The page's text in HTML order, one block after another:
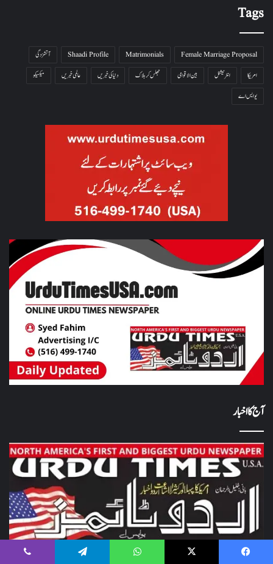
Tags
Female Marriage Proposal
Matrimonials
Shaadi Profile
آتشزدگی
امریکا
انٹرنیشنل بین الاقوامی جھلس کر ہلاک دنیا کی خبریں عالمی خبریں
میکسیکو
یو ایس اے
آج کا اخبار